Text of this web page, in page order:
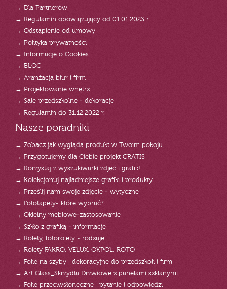
→ Dla Partnerów
→ Regulamin obowiązujący od 01.01.2023 r.
→ Odstąpienie od umowy
→ Polityka prywatności
→ Informacje o Cookies
→ BLOG
→ Aranżacja biur i firm
→ Projektowanie wnętrz
→ Sale przedszkolne - dekoracje
→ Regulamin do 31.12.2022 r.
Nasze poradniki
→ Zobacz jak wygląda produkt w Twoim pokoju
→ Przygotujemy dla Ciebie projekt GRATIS
→ Korzystaj z wyszukiwarki zdjęć i grafik!
→ Kolekcjonuj najładniejsze grafiki i produkty
→ Prześlij nam swoje zdjęcie - wytyczne
→ Fototapety- które wybrać?
→ Okleiny meblowe-zastosowanie
→ Szkło z grafiką - informacje
→ Rolety, fotorolety - rodzaje
→ Rolety FAKRO, VELUX, OKPOL, ROTO
→ Folie na szyby _dekoracyjne do przedszkoli i firm
→ Art Glass_Skrzydła Drzwiowe z panelami szklanymi
→ Folie przeciwsłoneczne_ pytanie i odpowiedzi